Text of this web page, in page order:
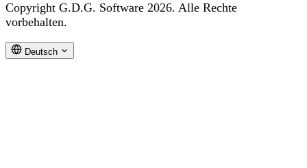
Copyright G.D.G. Software 2026. Alle Rechte
vorbehalten.
Deutsch